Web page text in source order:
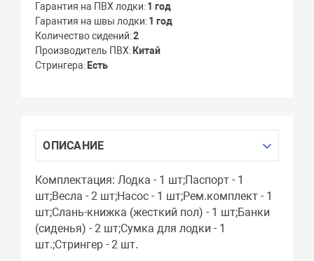
Гарантия на ПВХ лодки 1 год
Гарантия на швы лодки 1 год
Количество сидений 2
Производитель ПВХ Китай
Стрингера Есть
ОПИСАНИЕ
Комплектация: Лодка - 1 шт;Паспорт - 1
шт;Весла - 2 шт;Насос - 1 шт;Рем.комплект - 1
шт;Слань-книжка (жесткий пол) - 1 шт;Банки
(сиденья) - 2 шт;Сумка для лодки - 1
шт.;Стрингер - 2 шт.